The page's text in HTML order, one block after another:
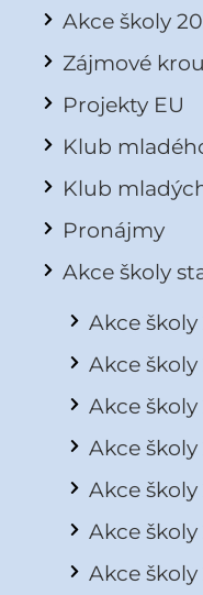
Akce školy
Zájmové
Projekty EU
Klub
Klub
Pronájmy
Akce školy
Akce
Akce
Akce
Akce školy
Akce školy
Akce školy
Akce školy